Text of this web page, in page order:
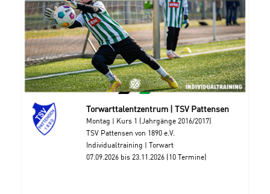
Torwarttalentzentrum | TSV Pattensen
Montag | Kurs 1 (Jahrgänge 2016/2017)
TSV Pattensen von 1890 e.V.
Individualtraining | Torwart
07.09.2026 bis 23.11.2026 (10 Termine)